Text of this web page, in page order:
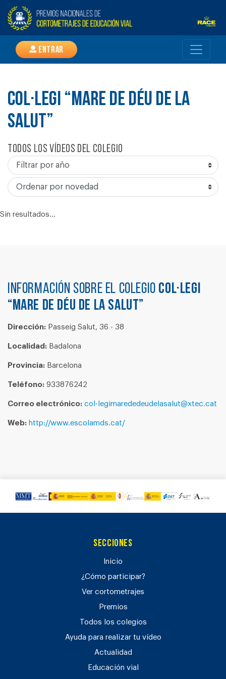
Entrar
COL·LEGI “MARE DE DÉU DE LA
SALUT”
Todos los vídeos del colegio
Sin resultados...
Información sobre el colegio COL·LEGI
“MARE DE DÉU DE LA SALUT”
Dirección: Passeig Salut, 36 - 38
Localidad: Badalona
Provincia: Barcelona
Teléfono: 933876242
Correo electrónico: col-legimarededeudelasalut@xtec.cat
Web: http://www.escolamds.cat/
Secciones
Inicio
¿Cómo participar?
Ver cortometrajes
Premios
Todos los colegios
Ayuda para realizar tu vídeo
Actualidad
Educación vial